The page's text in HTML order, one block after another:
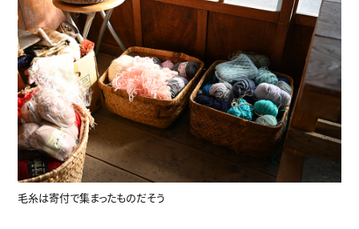
毛糸は寄付で集まったものだそう